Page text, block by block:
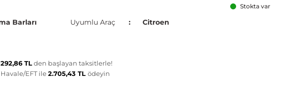
Stokta var
Barları Uyumlu Araç Citroen
292,86 TLden başlayan taksitlerle!
Havale/EFT ile2.705,43 TL ödeyin